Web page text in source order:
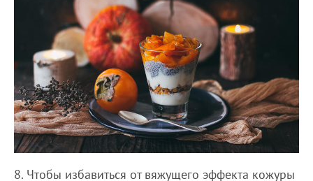
8. Чтобы избавиться от вяжущего эффекта кожуры